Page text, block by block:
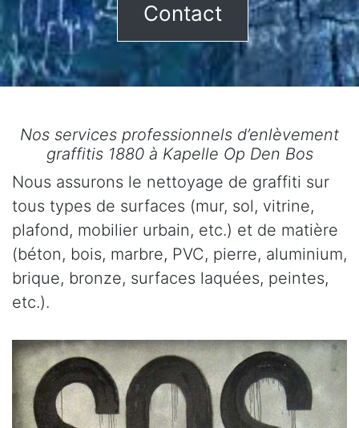
Contact
Nos services professionnels d’enlèvement
graffitis 1880 à Kapelle Op Den Bos
Nous assurons le nettoyage de graffiti sur
tous types de surfaces (mur, sol, vitrine,
plafond, mobilier urbain, etc.) et de matière
(béton, bois, marbre, PVC, pierre, aluminium,
brique, bronze, surfaces laquées, peintes,
etc.).